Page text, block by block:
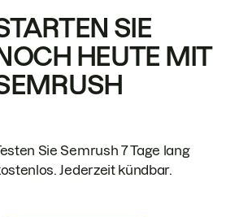
SIE
HEUTE MIT
Sie Semrush 7 Tage lang
Jederzeit kündbar.